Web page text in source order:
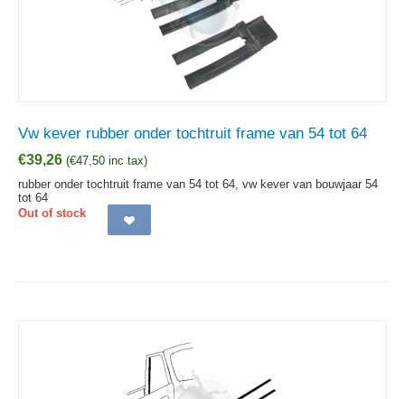
Vw kever rubber onder tochtruit frame van 54 tot 64
€39,26 (€47,50 inc tax)
rubber onder tochtruit frame van 54 tot 64, vw kever van bouwjaar 54
tot 64
Out of stock